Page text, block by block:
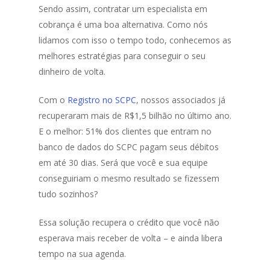
Sendo assim, contratar um especialista em
cobrança é uma boa alternativa. Como nós
lidamos com isso o tempo todo, conhecemos as
melhores estratégias para conseguir o seu
dinheiro de volta.
Com o Registro no SCPC, nossos associados já
recuperaram mais de R$1,5 bilhão no último ano.
E o melhor: 51% dos clientes que entram no
banco de dados do SCPC pagam seus débitos
em até 30 dias. Será que você e sua equipe
conseguiriam o mesmo resultado se fizessem
tudo sozinhos?
Essa solução recupera o crédito que você não
esperava mais receber de volta – e ainda libera
tempo na sua agenda.